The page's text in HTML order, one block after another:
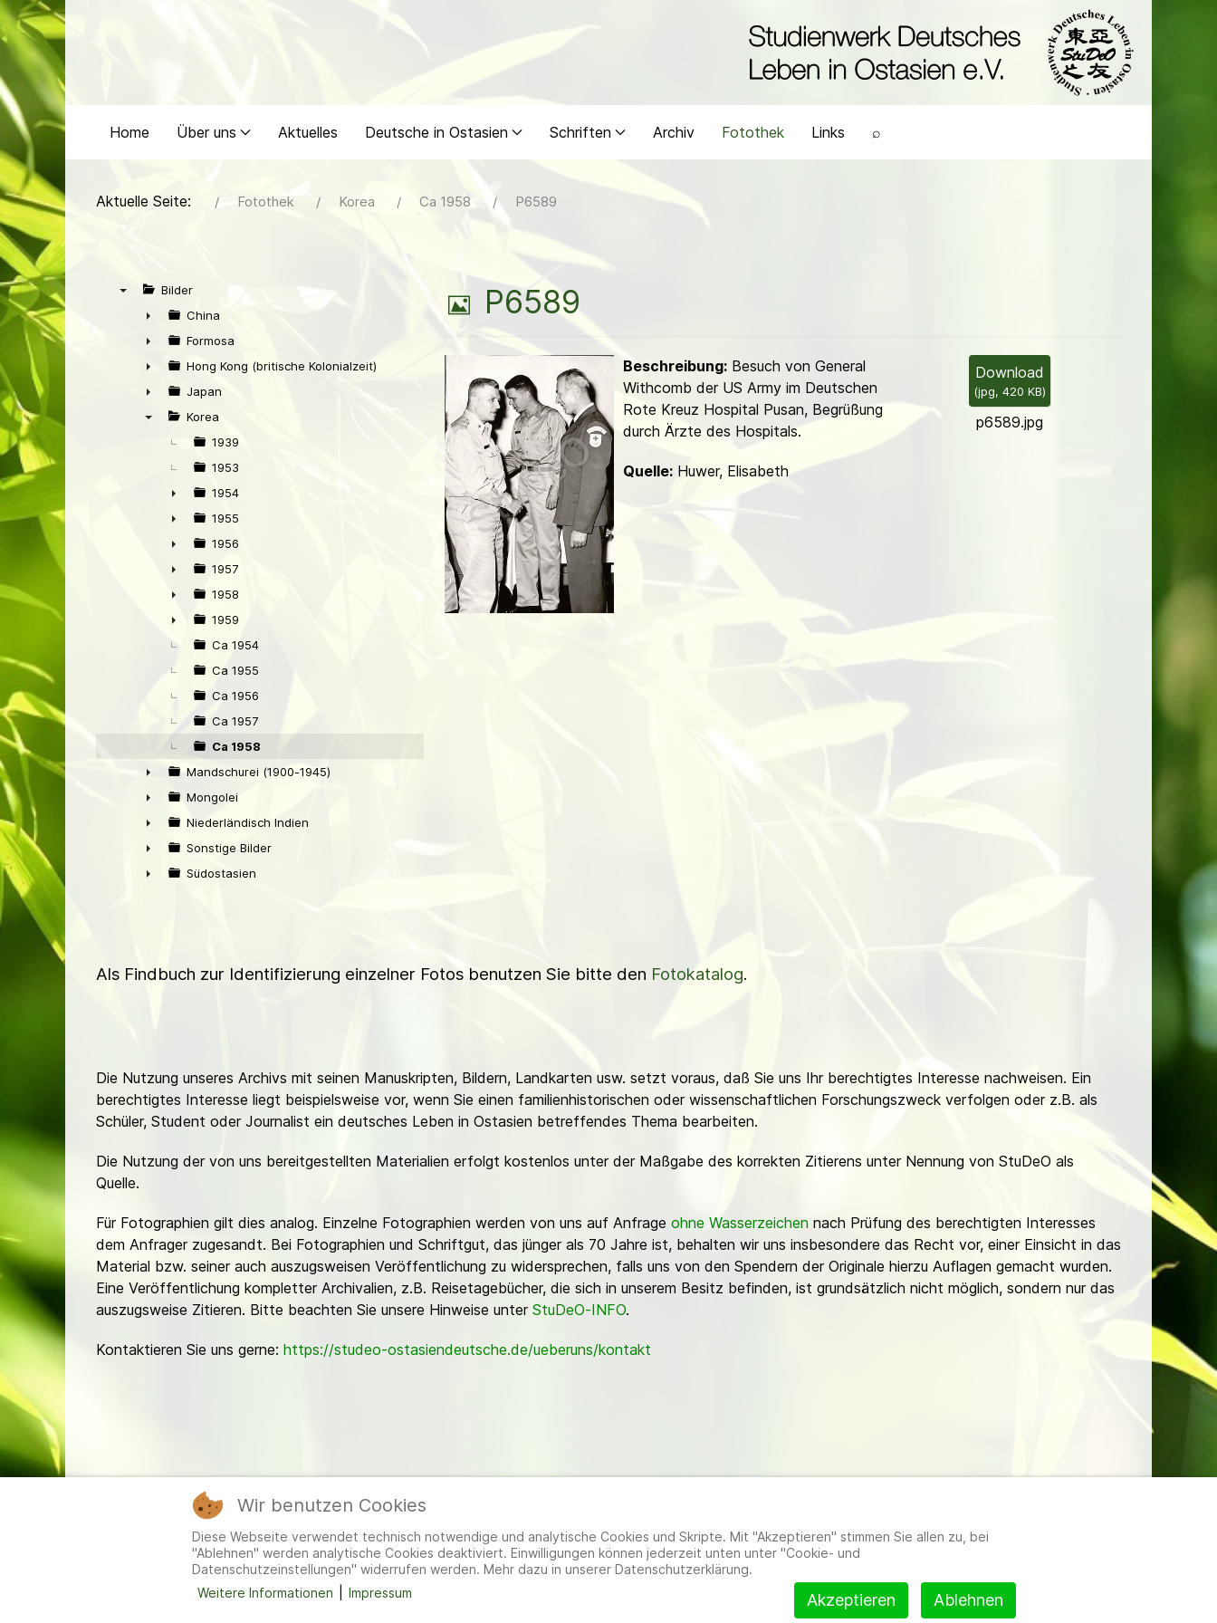
Home Über uns Aktuelles Deutsche in Ostasien Schriften Archiv Fotothek Links ⌕
Aktuelle Seite: Fotothek Korea Ca 1958 P6589
Bilder
►
China
►
Formosa
►
Hong Kong (britische Kolonialzeit)
►
Japan
Korea
1939
1953
►
1954
►
1955
►
1956
►
1957
►
1958
►
1959
Ca 1954
Ca 1955
Ca 1956
Ca 1957
Ca 1958
►
Mandschurei (1900-1945)
►
Mongolei
►
Niederländisch Indien
►
Sonstige Bilder
Südostasien
B
l
d
P6589
Download
(jpg, 420 KB)
p6589.jpg
Beschreibung:Besuch von General
Withcomb der US Army im Deut­schen
Rote Kreuz Hospital Pusan, Begrüßung
durch Ärzte des Hospitals.
Quelle:Huwer, Elisabeth
Als Findbuch zur Identifizierung einzelner Fotos benutzen Sie bitte den Fotokatalog.
Die Nutzung unseres Archivs mit seinen Manuskripten, Bildern, Landkarten usw. setzt voraus, daß Sie uns Ihr berechtigtes Interesse nachweisen. Ein
berechtigtes Interesse liegt beispielsweise vor, wenn Sie einen familienhistorischen oder wissenschaftlichen Forschungszweck verfolgen oder z.B. als
Schüler, Student oder Journalist ein deutsches Leben in Ostasien betreffendes Thema bearbeiten.
Die Nutzung der von uns bereitgestellten Materialien erfolgt kostenlos unter der Maßgabe des korrekten Zitierens unter Nennung von StuDeO als
Quelle.
Für Fotographien gilt dies analog. Einzelne Fotographien werden von uns auf Anfrage ohne Wasserzeichen nach Prüfung des berechtigten Interesses
dem Anfrager zugesandt. Bei Fotographien und Schriftgut, das jünger als 70 Jahre ist, behalten wir uns insbesondere das Recht vor, einer Einsicht in das
Material bzw. seiner auch auszugsweisen Veröffentlichung zu widersprechen, falls uns von den Spendern der Originale hierzu Auflagen gemacht wurden.
Eine Veröffentlichung kompletter Archivalien, z.B. Reisetagebücher, die sich in unserem Besitz befinden, ist grundsätzlich nicht möglich, sondern nur das
auszugsweise Zitieren. Bitte beachten Sie unsere Hinweise unter StuDeO-INFO.
Kontaktieren Sie uns gerne: https://studeo-ostasiendeutsche.de/ueberuns/kontakt
Mitglieder
Wir benutzen Cookies
Diese Webseite verwendet technisch notwendige und analytische Cookies und Skripte. Mit "Akzeptieren" stimmen Sie allen zu, bei
"Ablehnen" werden analytische Cookies deaktiviert. Einwilligungen können jederzeit unten unter "Cookie- und
Datenschutzeinstellungen" widerrufen werden. Mehr dazu in unserer Datenschutzerklärung.
Akzeptieren Ablehnen
Weitere Informationen Impressum